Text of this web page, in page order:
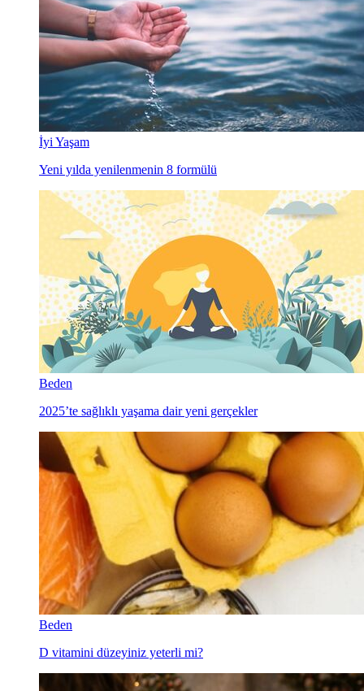
İyi Yaşam
Yeni yılda yenilenmenin 8 formülü
Beden
2025’te sağlıklı yaşama dair yeni gerçekler
Beden
D vitamini düzeyiniz yeterli mi?